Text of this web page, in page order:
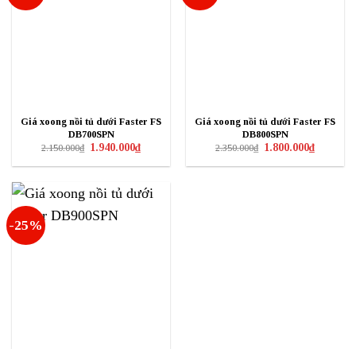
Giá xoong nồi tủ dưới Faster FS
DB700SPN
2.150.000₫ Giá
là:
1.940.000₫Giá
hiện
tại
Giá xoong nồi tủ dưới Faster FS
DB800SPN
2.350.000₫ Giá
là:
1.800.000₫Giá
hiện
tại
-25%